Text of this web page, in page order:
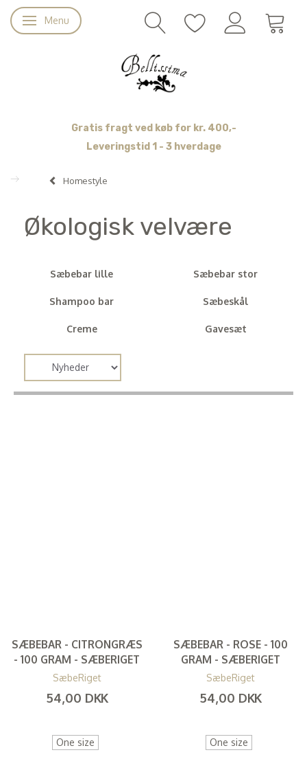
Skifte navigation
Menu
Gratis fragt ved køb for kr. 400,-
Leveringstid 1 - 3 hverdage
Homestyle
Økologisk velvære
Sæbebar lille Sæbebar stor
Shampoo bar Sæbeskål
Creme Gavesæt
SÆBEBAR - CITRONGRÆS
- 100 GRAM - SÆBERIGET
SæbeRiget
54,00 DKK
One size
SÆBEBAR - ROSE - 100
GRAM - SÆBERIGET
SæbeRiget
54,00 DKK
One size